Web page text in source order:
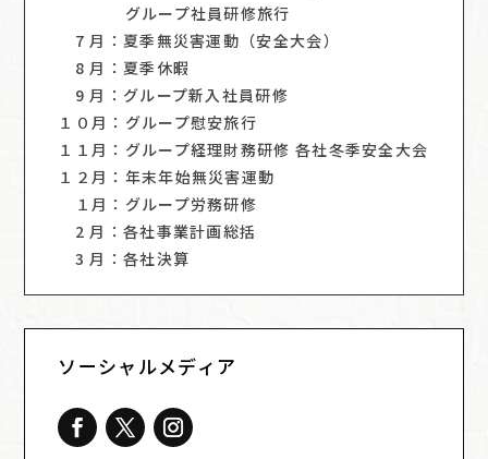
グループ社員研修旅行
7 月：夏季無災害運動（安全大会）
8 月：夏季休暇
9 月：グループ新入社員研修
１０月：グループ慰安旅行
１１月：グループ経理財務研修 各社冬季安全大会
１２月：年末年始無災害運動
１月：グループ労務研修
2 月：各社事業計画総括
3 月：各社決算
ソーシャルメディア